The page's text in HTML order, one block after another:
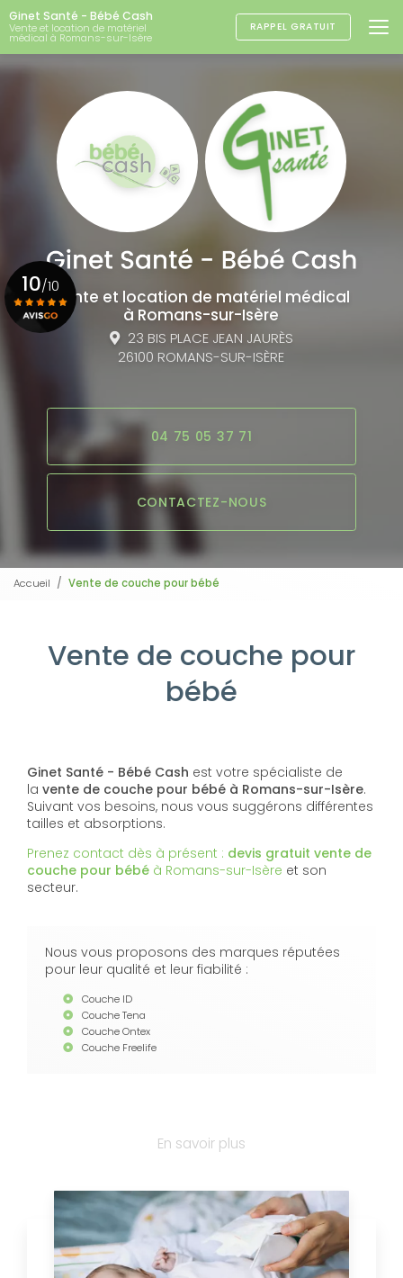
Aller
au
contenu
principal
Ginet Santé - Bébé Cash
Vente et location de matériel
médical à Romans-sur-Isère
RAPPEL GRATUIT
Vente et location de matériel médical
à Romans-sur-Isère
23 BIS PLACE JEAN JAURÈS
26100 ROMANS-SUR-ISÈRE
04 75 05 37 71
CONTACTEZ-NOUS
10/10
Accueil Vente de couche pour bébé
Vente de couche pour
bébé
Ginet Santé - Bébé Cash est votre spécialiste de
la vente de couche pour bébé à Romans-sur-Isère.
Suivant vos besoins, nous vous suggérons différentes
tailles et absorptions.
Prenez contact dès à présent : devis gratuit vente de
couche pour bébé à Romans-sur-Isère et son
secteur.
Nous vous proposons des marques réputées
pour leur qualité et leur fiabilité :
Couche ID
Couche Tena
Couche Ontex
Couche Freelife
En savoir plus